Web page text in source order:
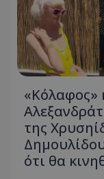
«Κόλαφος»
της
ότι θα